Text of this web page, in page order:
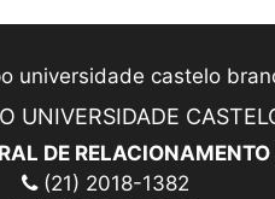
UNIVERSIDADE
DE RELACIONAMENTO
(21) 2018-1382